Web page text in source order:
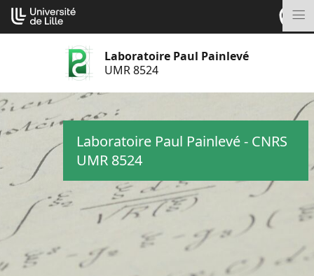
Aller
au
contenu
Laboratoire Paul Painlevé
UMR 8524
Laboratoire Paul Painlevé - CNRS
UMR 8524
Cookies management panel